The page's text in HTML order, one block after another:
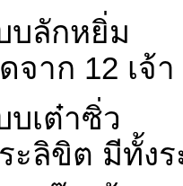
บลักหยิ่ม
าก 12 เจ้า
บเต๋าซิ่ว
ะลิขิต มีทั้ง